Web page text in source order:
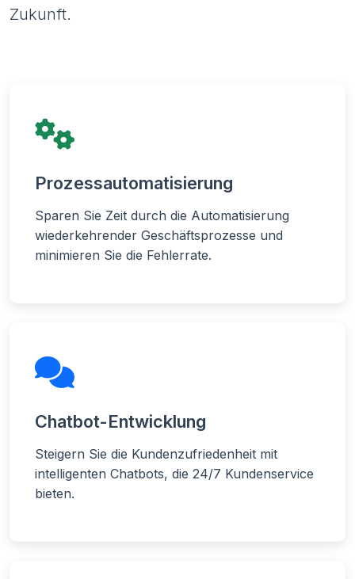
Zukunft.
Prozessautomatisierung
Sparen Sie Zeit durch die Automatisierung
wiederkehrender Geschäftsprozesse und
minimieren Sie die Fehlerrate.
Chatbot-Entwicklung
Steigern Sie die Kundenzufriedenheit mit
intelligenten Chatbots, die 24/7 Kundenservice
bieten.